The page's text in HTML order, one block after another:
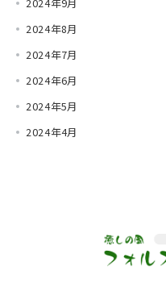
2024年9月
2024年8月
2024年7月
2024年6月
2024年5月
2024年4月